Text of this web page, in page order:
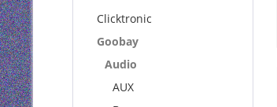
Clicktronic
Goobay
Audio
AUX